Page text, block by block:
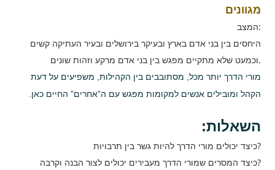
מגוונים
המצב:
היחסים בין בני אדם בארץ ובעיקר בירושלים ובעיר העתיקה קשים
וכמעט שלא מתקיים מפגש בין בני אדם מרקע וזהות שונים.
מורי הדרך יותר מכל, מסתובבים בין הקהילות, משפיעים על דעת
הקהל ומובילים אנשים למקומות מפגש עם ה”אחרים” החיים כאן.
השאלות:
כיצד יכולים מורי הדרך להיות גשר בין תרבויות?
כיצד המסרים שמורי הדרך מעבירים יכולים לצור הבנה וקרבה?